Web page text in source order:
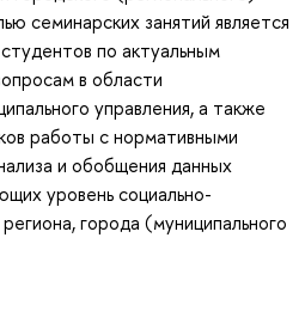
семинарских занятий является
по актуальным
в области
управления, а также
работы с нормативными
и обобщения данных
уровень социально-
города (муниципального